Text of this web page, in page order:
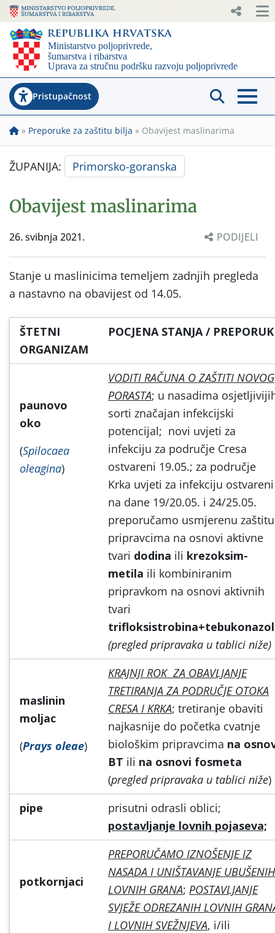
Pristupačnost
» Preporuke za zaštitu bilja » Obavijest maslinarima
ŽUPANIJA: Primorsko-goranska
Obavijest maslinarima
26. svibnja 2021. PODIJELI
Stanje u maslinicima temeljem zadnjih pregleda
a nastavno na obavijest od 14.05.
ŠTETNI
ORGANIZAM
POCJENA STANJA /
paunovo
oko
(Spilocaea
oleagina)
VODITI RAČUNA O ZAŠTITI NOVOG
PORASTA; u nasadima
sorti značajan infekcijski
potencijal; novi uvjeti za
infekciju za područje Cresa
ostvareni 19.05.; za područje
Krka uvjeti za infekciju ostvareni
na dane 19/20.05. i 24/25.05.
preporučamo usmjerenu zaštitu
pripravcima na osnovi aktivne
tvari dodina ili krezoksim-
metila ili kombiniranim
pripravkom na osnovi aktivnih
tvari
(pregled pripravaka u tablici niže)
maslinin
moljac
(Prays oleae)
KRAJNJI ROK ZA OBAVLJANJE
TRETIRANJA ZA PODRUČJE OTOKA
CRESA I KRKA; tretiranje obaviti
najkasnije do početka cvatnje
biološkim pripravcima na
BT ili na osnovi fosmeta
(pregled pripravaka u tablici niže)
pipe
prisutni odrasli oblici;
postavljanje lovnih pojaseva;
potkornjaci
PREPORUČAMO IZNOŠENJE IZ
NASADA I UNIŠTAVANJE UBUŠENIH
LOVNIH GRANA; POSTAVLJANJE
SVJEŽE ODREZANIH LOVNIH
I LOVNIH SVEŽNJEVA, i/ili